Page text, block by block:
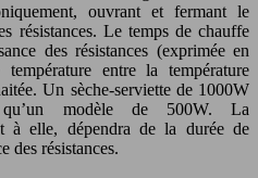
ouvrant et fermant le
résistances. Le temps de chauffe
des résistances (exprimée en
entre la température
Un sèche-serviette de 1000W
qu’un modèle de 500W. La
à elle, dépendra de la durée de
des résistances.